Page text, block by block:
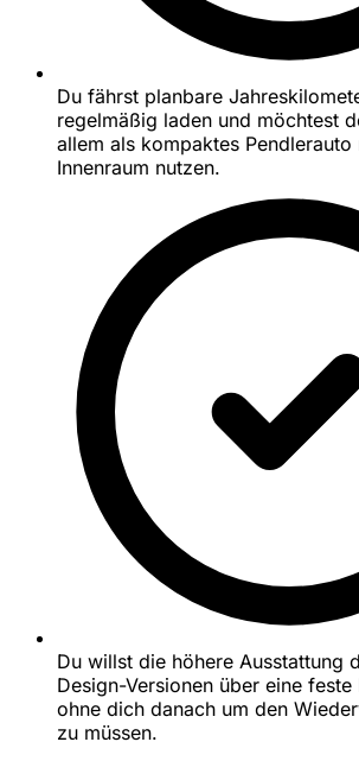
Du fährst planbare
regelmäßig laden und möchtest
allem als kompaktes
Innenraum nutzen.
Du willst die höhere Ausstattung
Design-Versionen über eine
ohne dich danach um den
zu müssen.